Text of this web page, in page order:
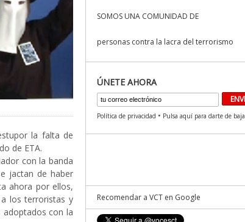
la falta de
de ETA.
con la banda
jactan de haber
ahora por ellos,
los terroristas y
adoptados con la
SOMOS UNA COMUNIDAD DE
personas contra la lacra del terrorismo
ÚNETE AHORA
Política de privacidad • Pulsa aquí para darte de baja
Recomendar a VCT en Google